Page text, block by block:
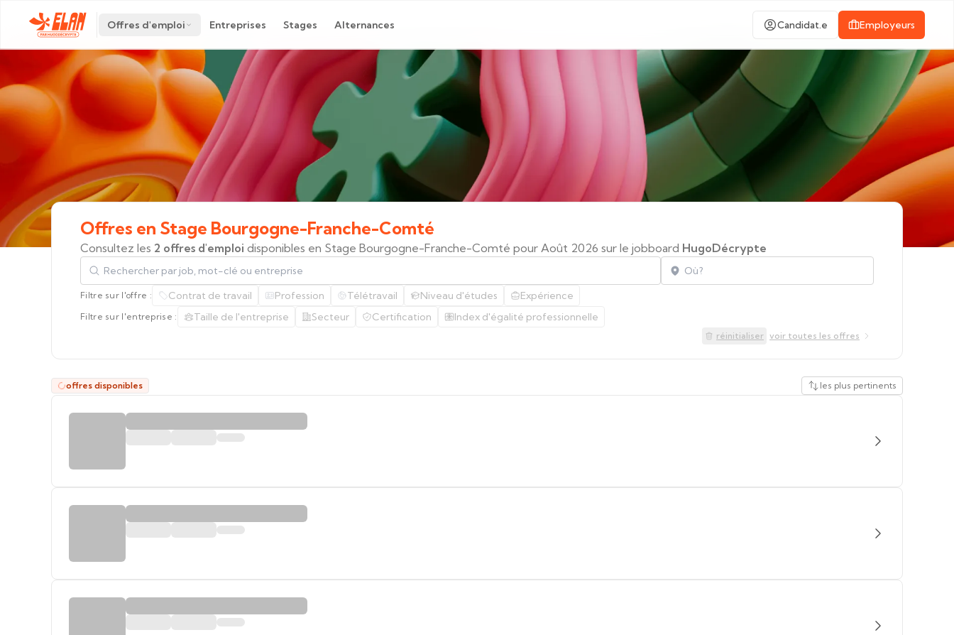
Offres d'emploi Entreprises Stages Alternances Candidat.e Employeurs
Offres en Stage Bourgogne-Franche-Comté
Consultez les 2 offres d'emploi disponibles en Stage Bourgogne-Franche-Comté pour Août 2026 sur le jobboard HugoDécrypte
Rechercher par job, mot-clé ou entreprise Localisation
Filtre sur l'offre : Contrat de travail Profession Télétravail Niveau d'études Expérience
Filtre sur l'entreprise : Taille de l'entreprise Secteur Certification Index d'égalité professionnelle
réinitialiser voir toutes les offres
offres disponibles les plus pertinents